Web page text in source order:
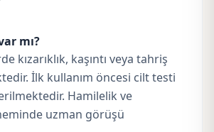
mı?
kızarıklık, kaşıntı veya tahriş
İlk kullanım öncesi cilt testi
Hamilelik ve
uzman görüşü